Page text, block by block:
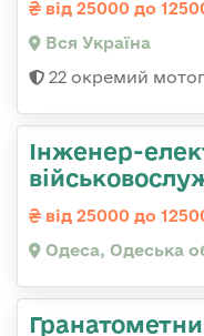
від 25000 до
Вся Україна
22 окремий
Інженер-
від 25000 до
Одеса, Одеська